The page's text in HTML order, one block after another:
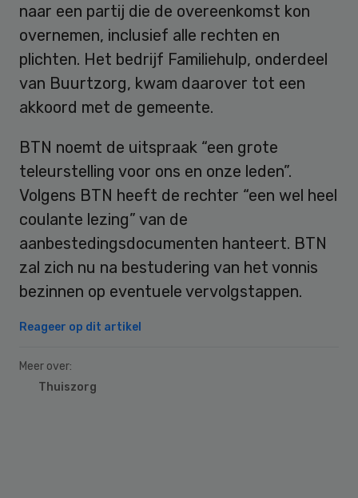
naar een partij die de overeenkomst kon
overnemen, inclusief alle rechten en
plichten. Het bedrijf Familiehulp, onderdeel
van Buurtzorg, kwam daarover tot een
akkoord met de gemeente.
BTN noemt de uitspraak “een grote
teleurstelling voor ons en onze leden”.
Volgens BTN heeft de rechter “een wel heel
coulante lezing” van de
aanbestedingsdocumenten hanteert. BTN
zal zich nu na bestudering van het vonnis
bezinnen op eventuele vervolgstappen.
Reageer op dit artikel
Meer over:
Thuiszorg